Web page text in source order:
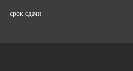
срок сдачи